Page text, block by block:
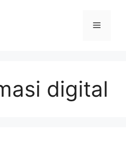
Menu
digital